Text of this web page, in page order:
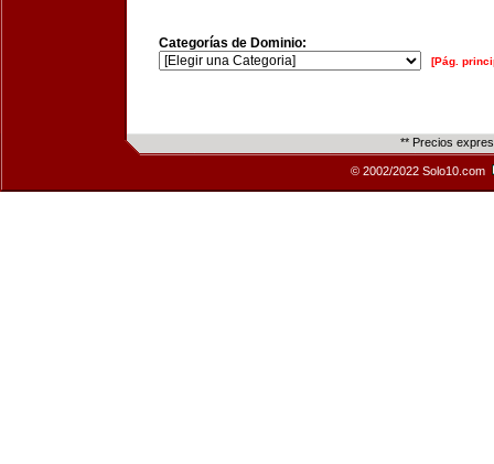
Categorías de Dominio:
[Pág.
** Precios
© 2002/2022 Solo10.com